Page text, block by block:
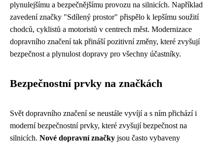
plynulejšímu a bezpečnějšímu provozu na silnicích. Například
zavedení značky "Sdílený prostor" přispělo k lepšímu soužití
chodců, cyklistů a motoristů v centrech měst. Modernizace
dopravního značení tak přináší pozitivní změny, které zvyšují
bezpečnost a plynulost dopravy pro všechny účastníky.
Bezpečnostní prvky na značkách
Svět dopravního značení se neustále vyvíjí a s ním přichází i
moderní bezpečnostní prvky, které zvyšují bezpečnost na
silnicích. Nové dopravní značky jsou často vybaveny